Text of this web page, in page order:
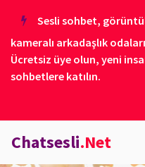
Sesli sohbet,
kameralı arkadaşlık
Ücretsiz üye olun, yeni
sohbetlere katılın.
Chatsesli.Net